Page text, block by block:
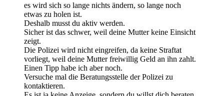
es wird sich so lange nichts ändern, so lange noch
etwas zu holen ist.
Deshalb musst du aktiv werden.
Sicher ist das schwer, weil deine Mutter keine Einsicht
zeigt.
Die Polizei wird nicht eingreifen, da keine Straftat
vorliegt, weil deine Mutter freiwillig Geld an ihn zahlt.
Einen Tipp habe ich aber noch.
Versuche mal die Beratungsstelle der Polizei zu
kontaktieren.